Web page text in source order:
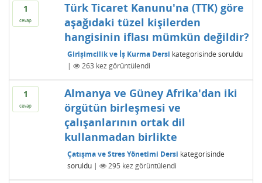
1
cevap
Türk Ticaret Kanunu'na (TTK) göre
aşağıdaki tüzel kişilerden
hangisinin iflası mümkün değildir?
Girişimcilik ve İş Kurma Dersi kategorisinde soruldu
|
263 kez görüntülendi
1
cevap
Almanya ve Güney Afrika'dan iki
örgütün birleşmesi ve
çalışanlarının ortak dil
kullanmadan birlikte
Çatışma ve Stres Yönetimi Dersi kategorisinde
soruldu | 295 kez görüntülendi